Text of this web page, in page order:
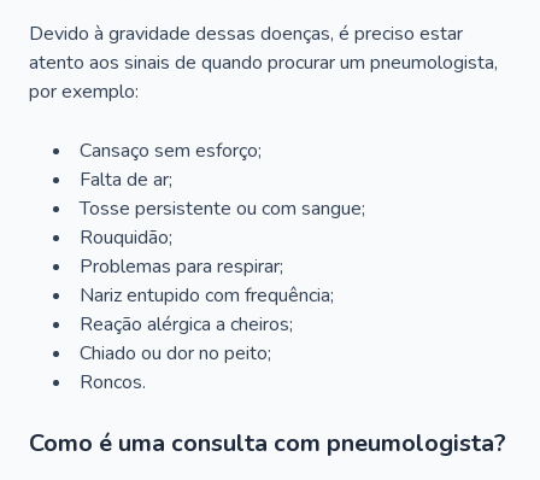
Devido à gravidade dessas doenças, é preciso estar
atento aos sinais de quando procurar um pneumologista,
por exemplo:
Cansaço sem esforço;
Falta de ar;
Tosse persistente ou com sangue;
Rouquidão;
Problemas para respirar;
Nariz entupido com frequência;
Reação alérgica a cheiros;
Chiado ou dor no peito;
Roncos.
Como é uma consulta com pneumologista?